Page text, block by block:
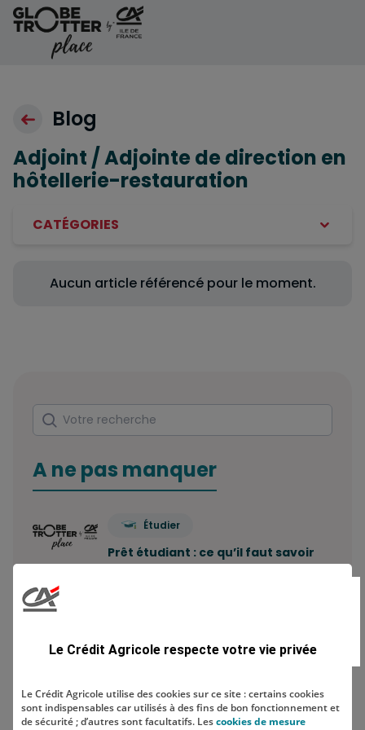
Aller au contenu
Blog
Adjoint / Adjointe de direction en
hôtellerie-restauration
CATÉGORIES
Aucun article référencé pour le moment.
Rechercher
Votre recherche
A ne pas manquer
Étudier
Prêt étudiant : ce qu’il faut savoir
Comment construire sa stratégie
Le Crédit Agricole respecte votre vie privée
Le Crédit Agricole utilise des cookies sur ce site : certains cookies
sont indispensables car utilisés à des fins de bon fonctionnement et
de sécurité ; d’autres sont facultatifs. Lescookies de mesure